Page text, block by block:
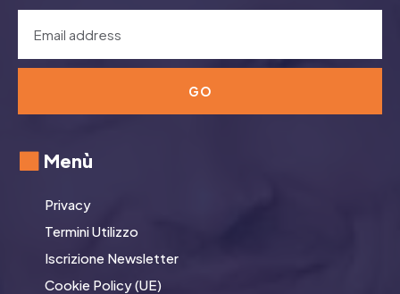
GO
Menù
Privacy
Termini Utilizzo
Iscrizione Newsletter
Cookie Policy (UE)